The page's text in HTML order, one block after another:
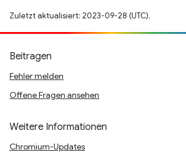
Zuletzt aktualisiert: 2023-09-28 (UTC).
Beitragen
Fehler melden
Offene Fragen ansehen
Weitere Informationen
Chromium-Updates